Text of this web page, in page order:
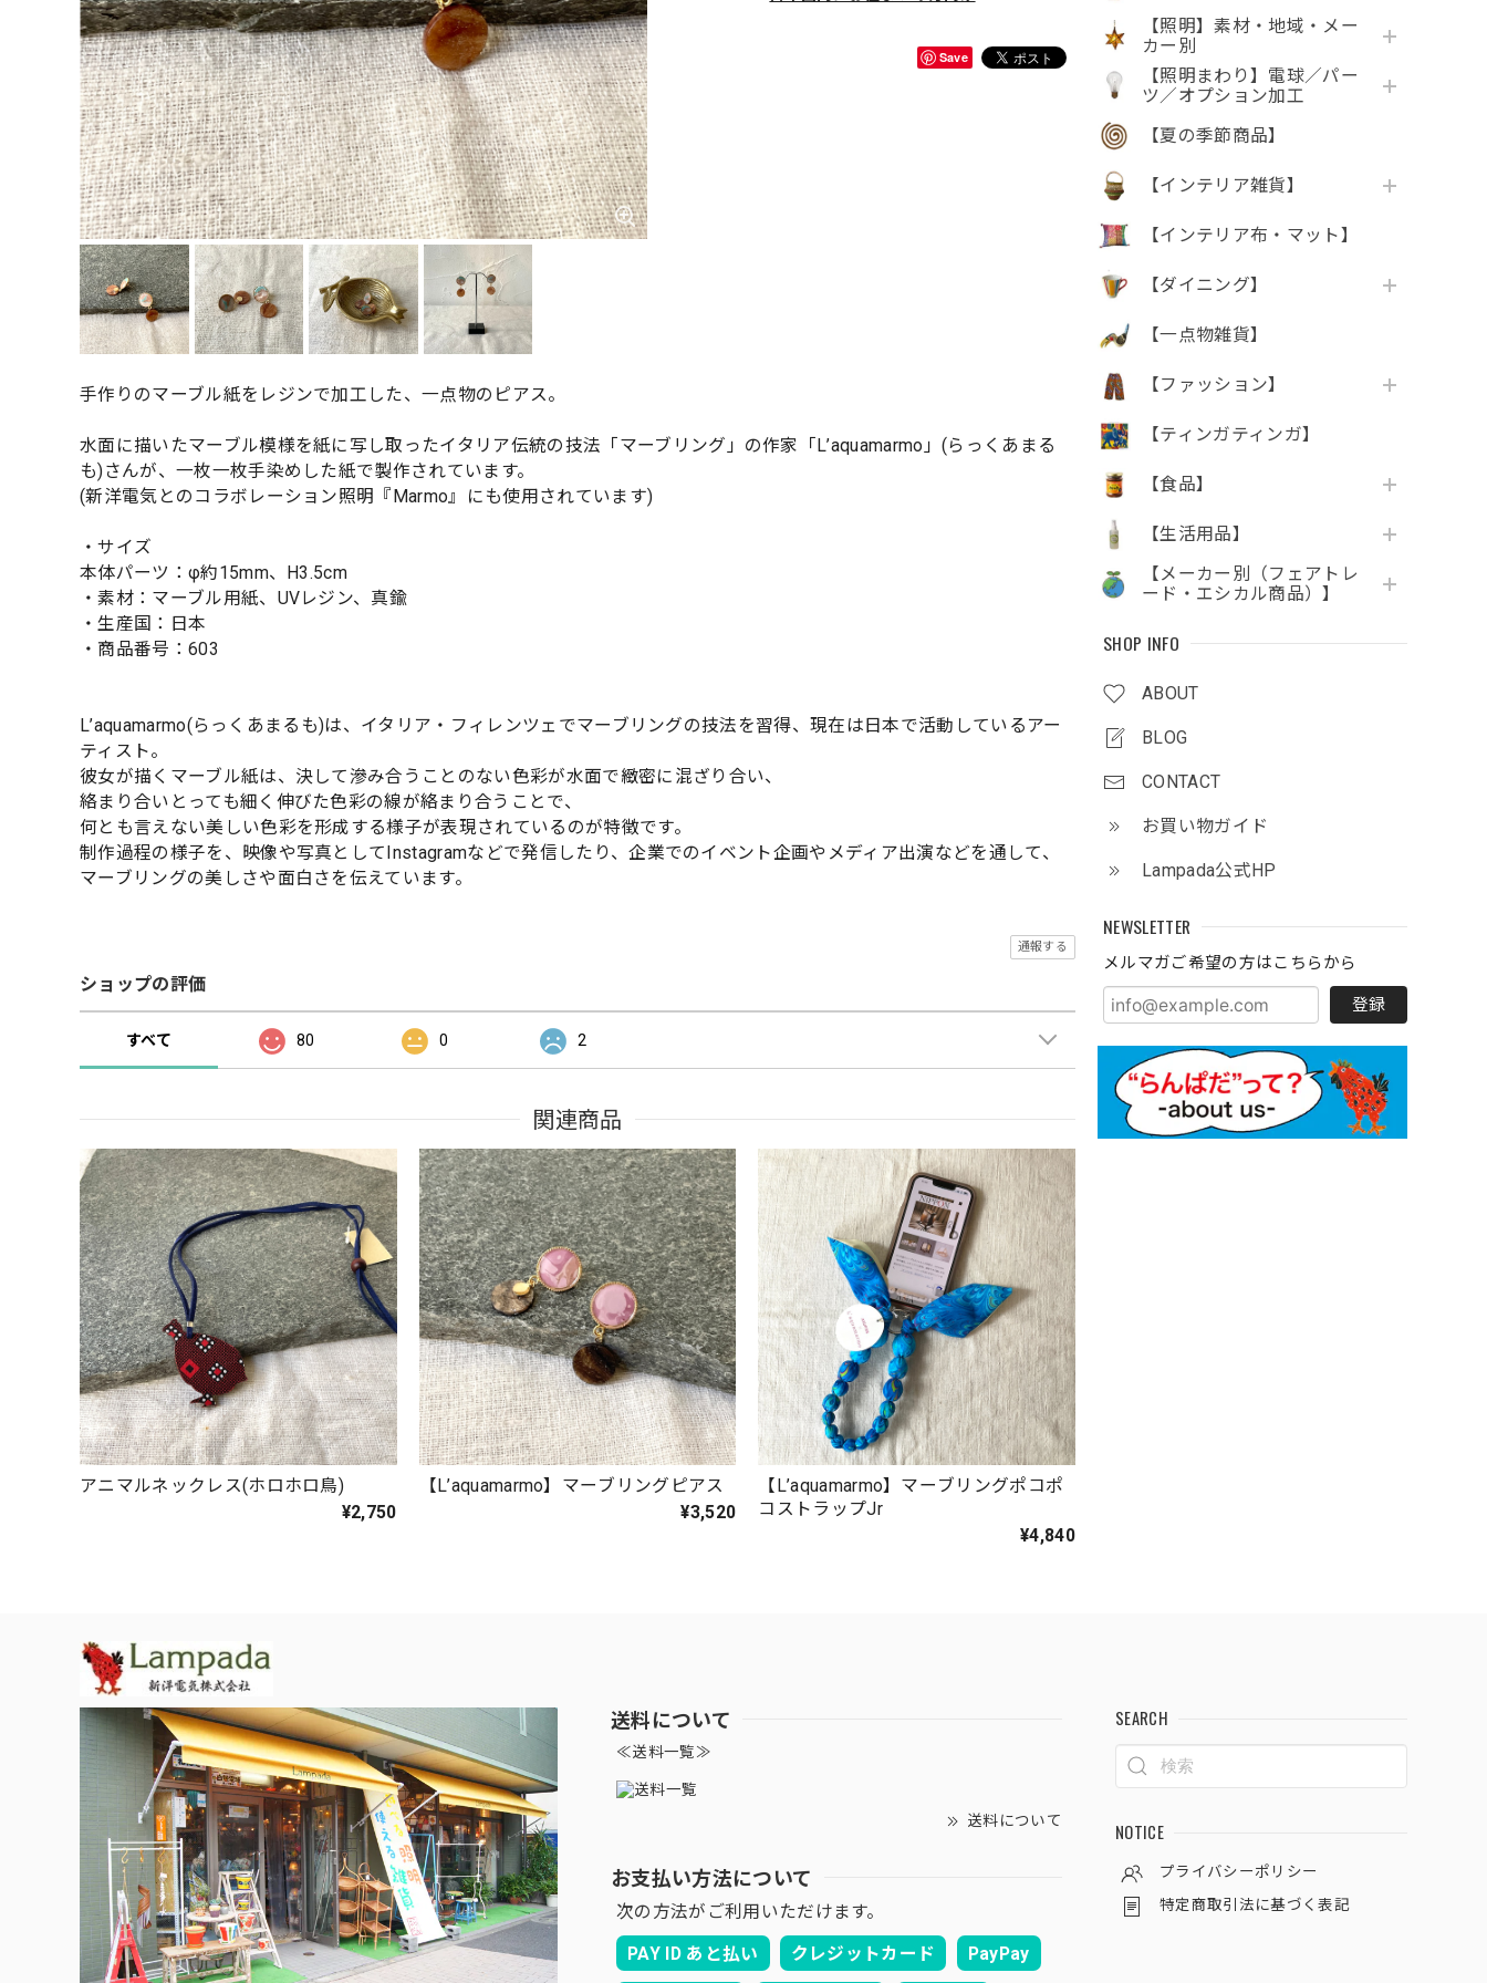
【照明】素材・地域・メー
カー別
【照明まわり】電球／パー
ツ／オプション加工
【夏の季節商品】
【インテリア雑貨】
【インテリア布・マット】
【ダイニング】
【一点物雑貨】
【ファッション】
【ティンガティンガ】
【食品】
【生活用品】
【メーカー別（フェアトレ
ード・エシカル商品）】
SHOP INFO
ABOUT
BLOG
CONTACT
お買い物ガイド
Lampada公式HP
NEWSLETTER
メルマガご希望の方はこちらから
登録
Save
手作りのマーブル紙をレジンで加工した、一点物のピアス。
水面に描いたマーブル模様を紙に写し取ったイタリア伝統の技法「マーブリング」の作家「L’aquamarmo」(らっくあまる
も)さんが、一枚一枚手染めした紙で製作されています。
(新洋電気とのコラボレーション照明『Marmo』にも使用されています)
・サイズ
本体パーツ：φ約15mm、H3.5cm
・素材：マーブル用紙、UVレジン、真鍮
・生産国：日本
・商品番号：603
L’aquamarmo(らっくあまるも)は、イタリア・フィレンツェでマーブリングの技法を習得、現在は日本で活動しているアー
ティスト。
彼女が描くマーブル紙は、決して滲み合うことのない色彩が水面で緻密に混ざり合い、
絡まり合いとっても細く伸びた色彩の線が絡まり合うことで、
何とも言えない美しい色彩を形成する様子が表現されているのが特徴です。
制作過程の様子を、映像や写真としてInstagramなどで発信したり、企業でのイベント企画やメディア出演などを通して、
マーブリングの美しさや面白さを伝えています。
通報する
ショップの評価
すべて 80 0 2
関連商品
アニマルネックレス(ホロホロ鳥)
¥2,750
【L’aquamarmo】マーブリングピアス
¥3,520
【L’aquamarmo】マーブリングポコポ
コストラップJr
¥4,840
送料について
≪送料一覧≫
送料について
お支払い方法について
次の方法がご利用いただけます。
PAY ID あと払い
クレジットカード PayPay
SEARCH
NOTICE
プライバシーポリシー
特定商取引法に基づく表記